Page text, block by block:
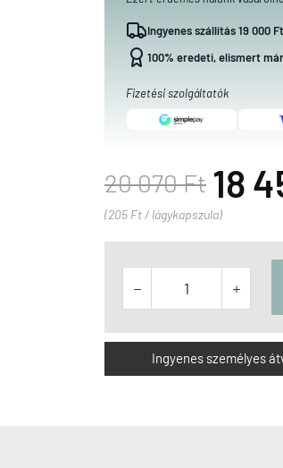
Ingyenes szállítás 19 000
100% eredeti, elismert
Fizetési szolgáltatók
20 070 Ft 18
(205 Ft / lágykapszula)
 
Ingyenes személyes